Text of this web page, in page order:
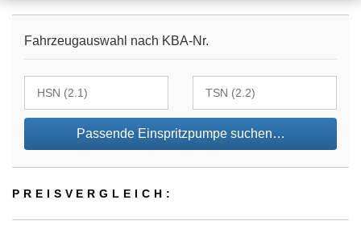
Fahrzeugauswahl nach KBA-Nr.
Passende Einspritzpumpe suchen…
PREIS­VER­GLEICH: